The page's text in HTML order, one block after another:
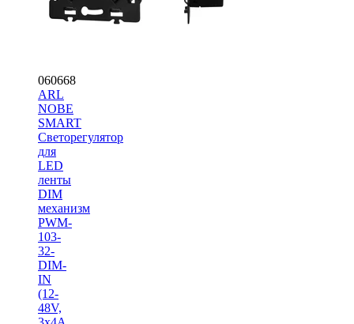
060668
ARL
NOBE
SMART
Светорегулятор
для
LED
ленты
DIM
механизм
PWM-
103-
32-
DIM-
IN
(12-
48V,